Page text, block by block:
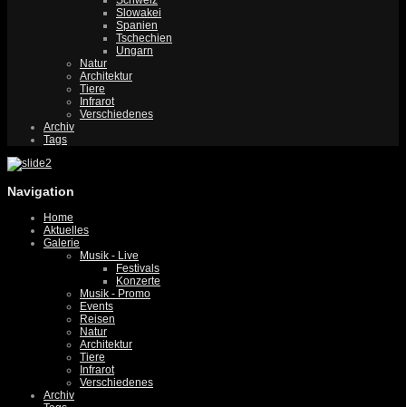
Slowakei
Spanien
Tschechien
Ungarn
Natur
Architektur
Tiere
Infrarot
Verschiedenes
Archiv
Tags
Navigation
Home
Aktuelles
Galerie
Musik - Live
Festivals
Konzerte
Musik - Promo
Events
Reisen
Natur
Architektur
Tiere
Infrarot
Verschiedenes
Archiv